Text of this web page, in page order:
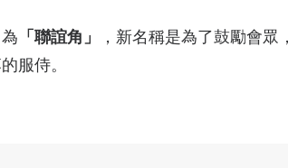
「聯誼角」
，新名稱是為了鼓勵會
服侍。